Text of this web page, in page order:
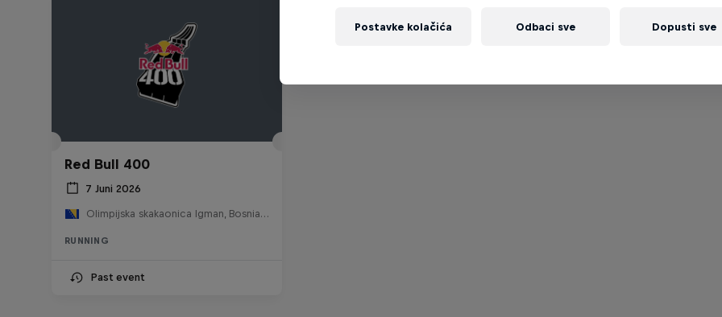
Red Bull 400
7 Juni 2026
Olimpijska skakaonica Igman, Bosnia and Herzegovina
RUNNING
Past event
Postavke kolačića Odbaci sve Dopusti sve